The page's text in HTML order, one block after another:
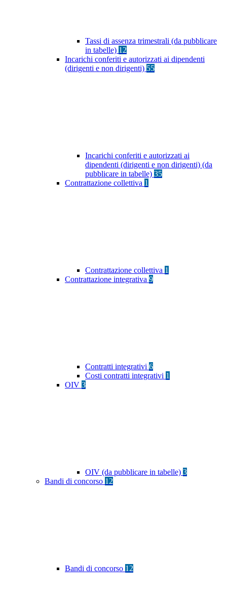
Tassi di assenza trimestrali (da pubblicare
in tabelle) 12
Incarichi conferiti e autorizzati ai dipendenti
(dirigenti e non dirigenti) 55
Incarichi conferiti e autorizzati ai
dipendenti (dirigenti e non dirigenti) (da
pubblicare in tabelle) 35
Contrattazione collettiva 1
Contrattazione collettiva 1
Contrattazione integrativa 9
Contratti integrativi 6
Costi contratti integrativi 1
OIV 3
OIV (da pubblicare in tabelle) 3
Bandi di concorso 12
Bandi di concorso 12